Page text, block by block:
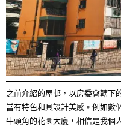
之前介紹的屋邨，以房委會轄下
當有特色和具設計美感。例如數
牛頭角的花園大廈，相信是我個